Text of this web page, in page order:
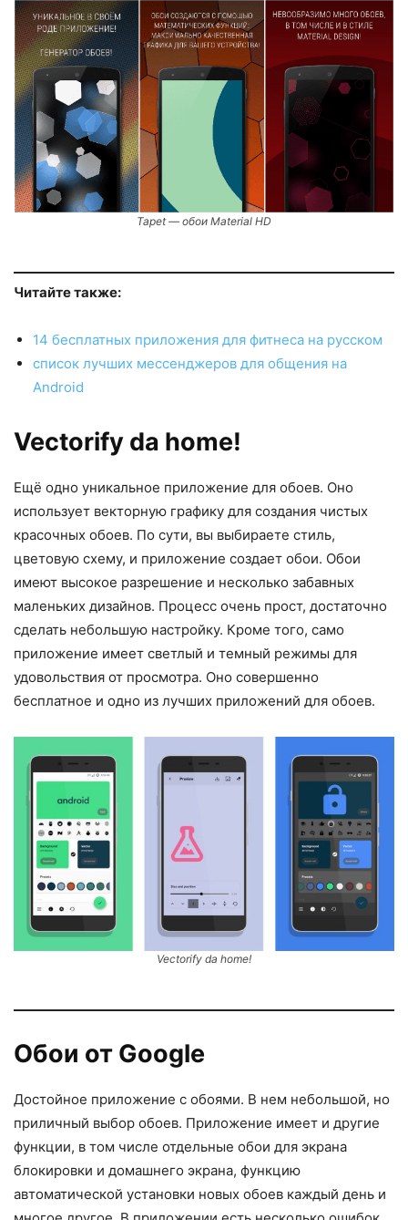
Tapet — обои Material HD
Читайте также:
14 бесплатных приложения для фитнеса на русском
список лучших мессенджеров для общения на
Android
Vectorify da home!
Ещё одно уникальное приложение для обоев. Оно
использует векторную графику для создания чистых
красочных обоев. По сути, вы выбираете стиль,
цветовую схему, и приложение создает обои. Обои
имеют высокое разрешение и несколько забавных
маленьких дизайнов. Процесс очень прост, достаточно
сделать небольшую настройку. Кроме того, само
приложение имеет светлый и темный режимы для
удовольствия от просмотра. Оно совершенно
бесплатное и одно из лучших приложений для обоев.
Vectorify da home!
Обои от Google
Достойное приложение с обоями. В нем небольшой, но
приличный выбор обоев. Приложение имеет и другие
функции, в том числе отдельные обои для экрана
блокировки и домашнего экрана, функцию
автоматической установки новых обоев каждый день и